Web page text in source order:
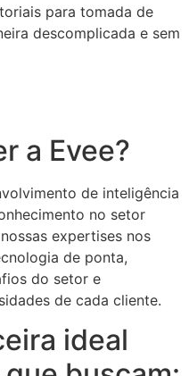
para tomada de
descomplicada e sem
a Evee?
de inteligência
no setor
expertises nos
de ponta,
do setor e
de cada cliente.
ideal